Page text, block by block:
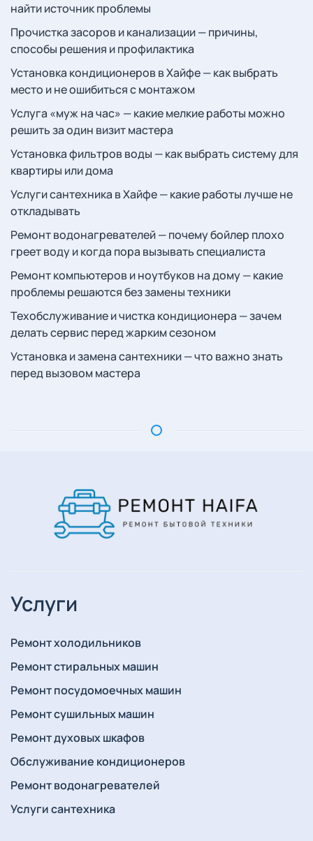
найти источник проблемы
Прочистка засоров и канализации — причины,
способы решения и профилактика
Установка кондиционеров в Хайфе — как выбрать
место и не ошибиться с монтажом
Услуга «муж на час» — какие мелкие работы можно
решить за один визит мастера
Установка фильтров воды — как выбрать систему для
квартиры или дома
Услуги сантехника в Хайфе — какие работы лучше не
откладывать
Ремонт водонагревателей — почему бойлер плохо
греет воду и когда пора вызывать специалиста
Ремонт компьютеров и ноутбуков на дому — какие
проблемы решаются без замены техники
Техобслуживание и чистка кондиционера — зачем
делать сервис перед жарким сезоном
Установка и замена сантехники — что важно знать
перед вызовом мастера
Услуги
Ремонт холодильников
Ремонт стиральных машин
Ремонт посудомоечных машин
Ремонт сушильных машин
Ремонт духовых шкафов
Обслуживание кондиционеров
Ремонт водонагревателей
Услуги сантехника